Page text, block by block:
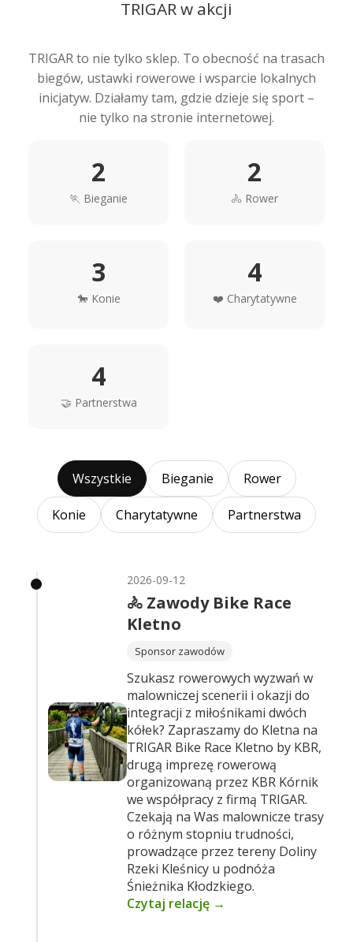
TRIGAR w akcji
TRIGAR to nie tylko sklep. To obecność na trasach
biegów, ustawki rowerowe i wsparcie lokalnych
inicjatyw. Działamy tam, gdzie dzieje się sport –
nie tylko na stronie internetowej.
2
🏃 Bieganie
2
🚴 Rower
3
🐎 Konie
4
❤️ Charytatywne
4
🤝 Partnerstwa
Wszystkie Bieganie Rower
Konie Charytatywne Partnerstwa
2026-09-12
🚴 Zawody Bike Race
Kletno
Sponsor zawodów
Szukasz rowerowych wyzwań w
malowniczej scenerii i okazji do
integracji z miłośnikami dwóch
kółek? Zapraszamy do Kletna na
TRIGAR Bike Race Kletno by KBR,
drugą imprezę rowerową
organizowaną przez KBR Kórnik
we współpracy z firmą TRIGAR.
Czekają na Was malownicze trasy
o różnym stopniu trudności,
prowadzące przez tereny Doliny
Rzeki Kleśnicy u podnóża
Śnieżnika Kłodzkiego.
Czytaj relację →